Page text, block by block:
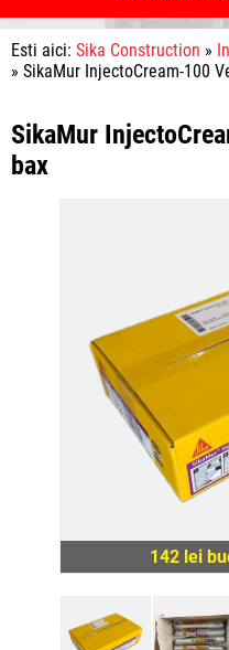
Esti aici: Sika Construction »
» SikaMur InjectoCream-100
SikaMur
bax
142 lei